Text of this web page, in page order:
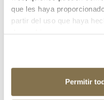
que les haya
partir del uso que haya
Permitir